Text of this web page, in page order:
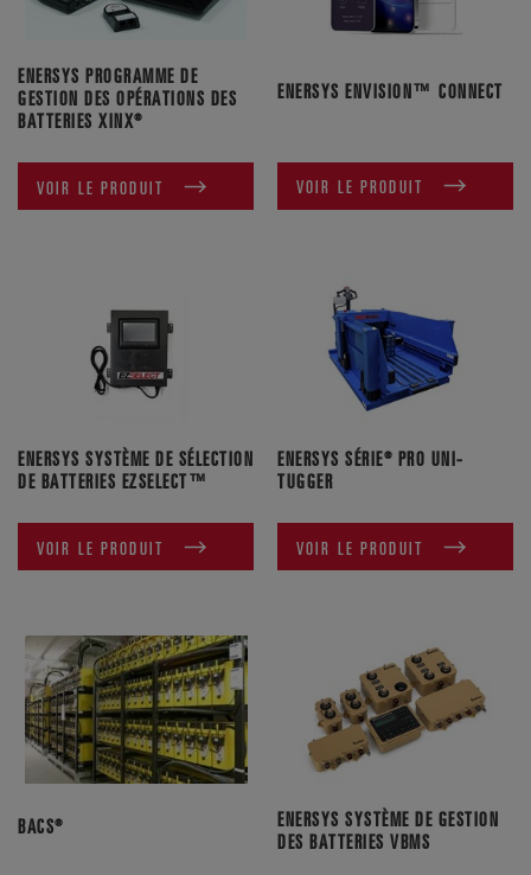
ENERSYS PROGRAMME DE
GESTION DES OPÉRATIONS DES
BATTERIES XINX®
VOIR LE PRODUIT
ENERSYS ENVISION™ CONNECT
VOIR LE PRODUIT
ENERSYS SYSTÈME DE SÉLECTION
DE BATTERIES EZSELECT™
VOIR LE PRODUIT
ENERSYS SÉRIE® PRO UNI-
TUGGER
VOIR LE PRODUIT
BACS®
ENERSYS SYSTÈME DE GESTION
DES BATTERIES VBMS